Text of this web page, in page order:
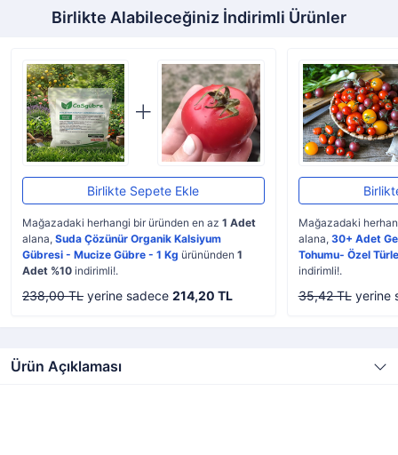
Birlikte Alabileceğiniz İndirimli Ürünler
Birlikte Sepete Ekle
Mağazadaki herhangi bir üründen en az 1 Adet
alana, Suda Çözünür Organik Kalsiyum
Gübresi - Mucize Gübre - 1 Kg ürününden 1
Adet %10 indirimli!.
238,00 TL yerine sadece 214,20 TL
Mağazadaki
alana, 30+ Adet
Tohumu- Özel
indirimli!.
35,42 TLyerine
Ürün Açıklaması